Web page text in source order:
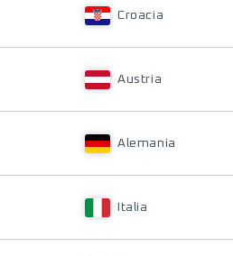
Croacia
Austria
Alemania
Italia